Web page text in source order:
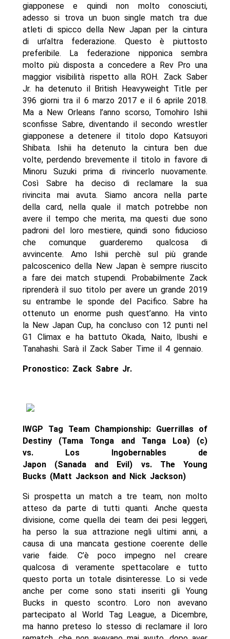
giapponese e quindi non molto conosciuti,
adesso si trova un buon single match tra due
atleti di spicco della New Japan per la cintura
di un’altra federazione. Questo è piuttosto
preferibile. La federazione nipponica sembra
molto più disposta a concedere a Rev Pro una
maggior visibilità rispetto alla ROH. Zack Saber
Jr. ha detenuto il British Heavyweight Title per
396 giorni tra il 6 marzo 2017 e il 6 aprile 2018.
Ma a New Orleans l’anno scorso, Tomohiro Ishii
sconfisse Sabre, diventando il secondo wrestler
giapponese a detenere il titolo dopo Katsuyori
Shibata. Ishii ha detenuto la cintura ben due
volte, perdendo brevemente il titolo in favore di
Minoru Suzuki prima di rivincerlo nuovamente.
Così Sabre ha deciso di reclamare la sua
rivincita mai avuta. Siamo ancora nella parte
della card, nella quale il match potrebbe non
avere il tempo che merita, ma questi due sono
padroni del loro mestiere, quindi sono fiducioso
che comunque guarderemo qualcosa di
avvincente. Amo Ishii perchè sul più grande
palcoscenico della New Japan è sempre riuscito
a fare dei match stupendi. Probabilmente Zack
riprenderà il suo titolo per avere un grande 2019
su entrambe le sponde del Pacifico. Sabre ha
ottenuto un enorme push quest’anno. Ha vinto
la New Japan Cup, ha concluso con 12 punti nel
G1 Climax e ha battuto Okada, Naito, Ibushi e
Tanahashi. Sarà il Zack Saber Time il 4 gennaio.
Pronostico: Zack Sabre Jr.
IWGP Tag Team Championship: Guerrillas of
Destiny (Tama Tonga and Tanga Loa) (c)
vs. Los Ingobernables de
Japon (Sanada and Evil) vs. The Young
Bucks (Matt Jackson and Nick Jackson)
Si prospetta un match a tre team, non molto
atteso da parte di tutti quanti. Anche questa
divisione, come quella dei team dei pesi leggeri,
ha perso la sua attrazione negli ultimi anni, a
causa di una mancata gestione coerente delle
varie faide. C’è poco impegno nel creare
qualcosa di veramente spettacolare e tutto
questo porta un totale disinteresse. Lo si vede
anche per come sono stati inseriti gli Young
Bucks in questo scontro. Loro non avevano
partecipato al World Tag League, a Dicembre,
ma hanno preteso lo stesso di reclamare il loro